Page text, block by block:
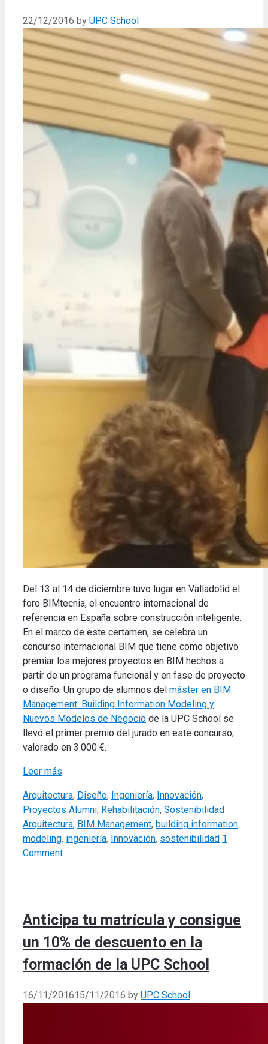
22/12/2016 by UPC School
Del 13 al 14 de diciembre tuvo lugar en Valladolid el
foro BIMtecnia, el encuentro internacional de
referencia en España sobre construcción inteligente.
En el marco de este certamen, se celebra un
concurso internacional BIM que tiene como objetivo
premiar los mejores proyectos en BIM hechos a
partir de un programa funcional y en fase de proyecto
o diseño. Un grupo de alumnos del máster en BIM
Management. Building Information Modeling y
Nuevos Modelos de Negocio de la UPC School se
llevó el primer premio del jurado en este concurso,
valorado en 3.000 €.
Leer más
Categories
Arquitectura, Diseño, Ingeniería, Innovación,
Proyectos Alumni, Rehabilitación, SostenibilidadTags
Arquitectura, BIM Management, building information
modeling, ingeniería, Innovación, sostenibilidad 1
Comment
Anticipa tu matrícula y consigue
un 10% de descuento en la
formación de la UPC School
16/11/201615/11/2016 by UPC School